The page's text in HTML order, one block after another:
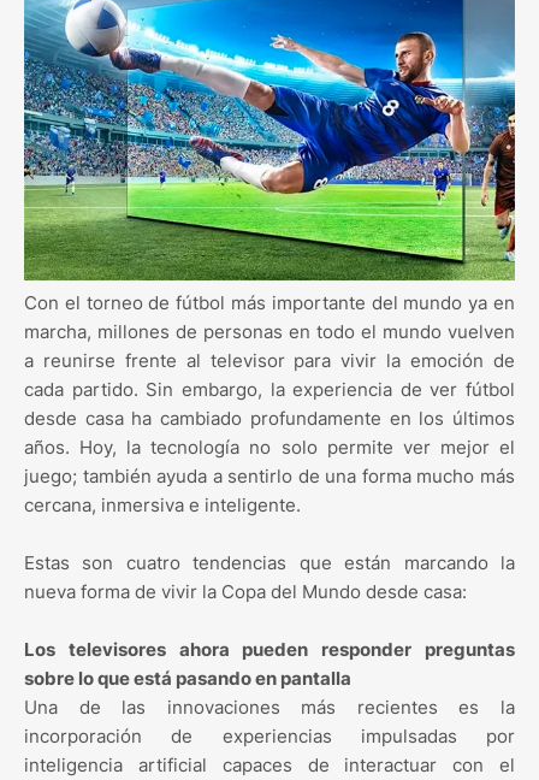
Con el torneo de fútbol más importante del mundo ya en
marcha, millones de personas en todo el mundo vuelven
a reunirse frente al televisor para vivir la emoción de
cada partido. Sin embargo, la experiencia de ver fútbol
desde casa ha cambiado profundamente en los últimos
años. Hoy, la tecnología no solo permite ver mejor el
juego; también ayuda a sentirlo de una forma mucho más
cercana, inmersiva e inteligente.
Estas son cuatro tendencias que están marcando la
nueva forma de vivir la Copa del Mundo desde casa:
Los televisores ahora pueden responder preguntas
sobre lo que está pasando en pantalla
Una de las innovaciones más recientes es la
incorporación de experiencias impulsadas por
inteligencia artificial capaces de interactuar con el